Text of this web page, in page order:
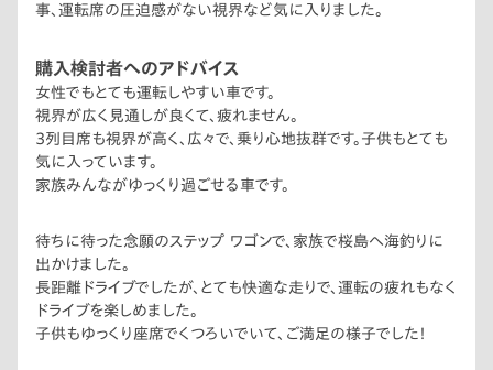
事、運転席の圧迫感がない視界など気に入りました。
購入検討者へのアドバイス
女性でもとても運転しやすい車です。
視界が広く見通しが良くて、疲れません。
3列目席も視界が高く、広々で、乗り心地抜群です。子供もとても
気に入っています。
家族みんながゆっくり過ごせる車です。
待ちに待った念願のステップ ワゴンで、家族で桜島へ海釣りに
出かけました。
長距離ドライブでしたが、とても快適な走りで、運転の疲れもなく
ドライブを楽しめました。
子供もゆっくり座席でくつろいでいて、ご満足の様子でした！